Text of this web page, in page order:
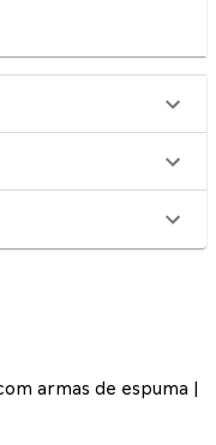
armas de espuma |